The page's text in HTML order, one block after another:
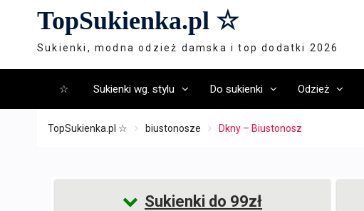
TopSukienka.pl ☆
Sukienki, modna odzież damska i top dodatki 2026
☆ Sukienki wg. stylu Do sukienki Odzież
TopSukienka.pl ☆ biustonosze Dkny – Biustonosz
Sukienki do 99zł